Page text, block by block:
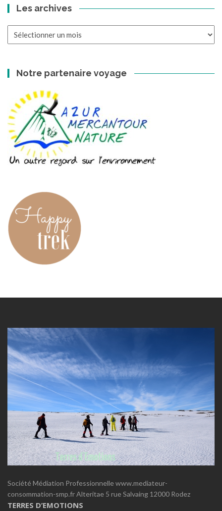
Les archives
Notre partenaire voyage
Société Médiation Professionnelle www.mediateur-
consommation-smp.fr Alteritae 5 rue Salvaing 12000 Rodez
TERRES D’EMOTIONS